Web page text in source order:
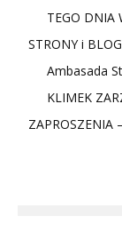
TEGO DNIA
STRONY i
Ambasada
KLIMEK
ZAPROSZENIA